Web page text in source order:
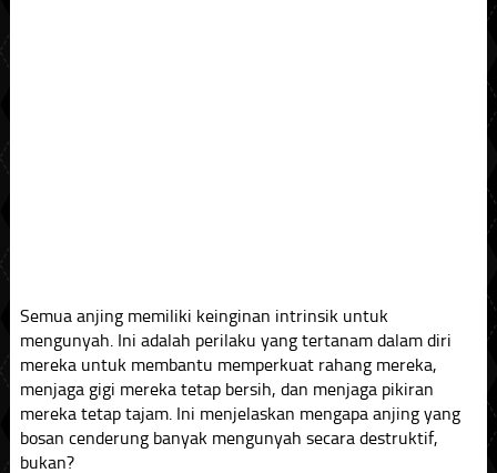
Semua anjing memiliki keinginan intrinsik untuk
mengunyah. Ini adalah perilaku yang tertanam dalam diri
mereka untuk membantu memperkuat rahang mereka,
menjaga gigi mereka tetap bersih, dan menjaga pikiran
mereka tetap tajam. Ini menjelaskan mengapa anjing yang
bosan cenderung banyak mengunyah secara destruktif,
bukan?